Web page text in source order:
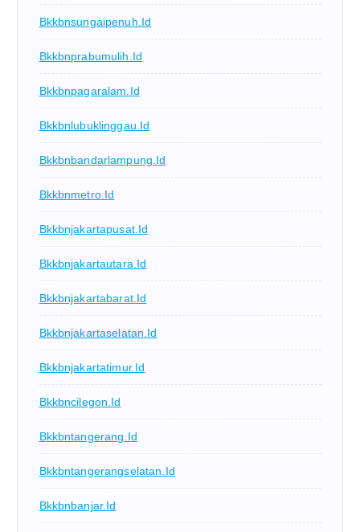
Bkkbnsungaipenuh.id
Bkkbnprabumulih.id
Bkkbnpagaralam.id
Bkkbnlubuklinggau.id
Bkkbnbandarlampung.id
Bkkbnmetro.id
Bkkbnjakartapusat.id
Bkkbnjakartautara.id
Bkkbnjakartabarat.id
Bkkbnjakartaselatan.id
Bkkbnjakartatimur.id
Bkkbncilegon.id
Bkkbntangerang.id
Bkkbntangerangselatan.id
Bkkbnbanjar.id